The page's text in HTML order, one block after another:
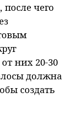
чего
них 20-30
должна
создать